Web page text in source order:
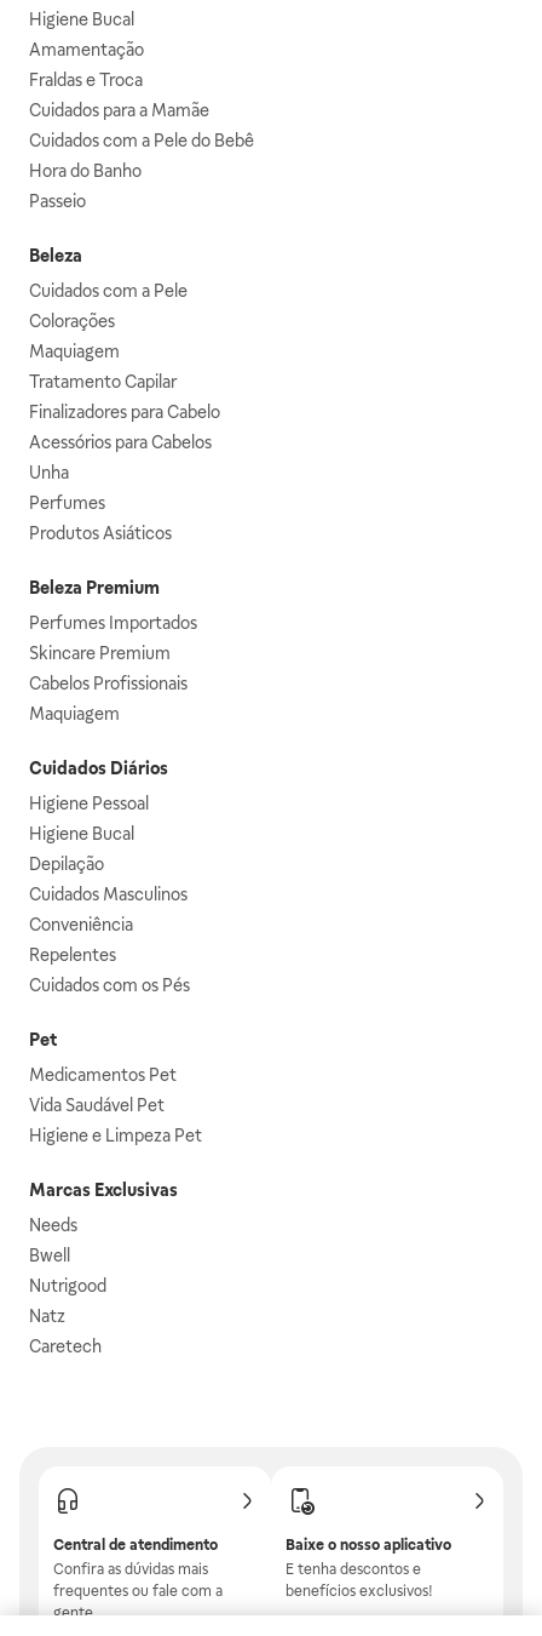
Higiene Bucal
Amamentação
Fraldas e Troca
Cuidados para a Mamãe
Cuidados com a Pele do Bebê
Hora do Banho
Passeio
Beleza
Cuidados com a Pele
Colorações
Maquiagem
Tratamento Capilar
Finalizadores para Cabelo
Acessórios para Cabelos
Unha
Perfumes
Produtos Asiáticos
Beleza Premium
Perfumes Importados
Skincare Premium
Cabelos Profissionais
Maquiagem
Cuidados Diários
Higiene Pessoal
Higiene Bucal
Depilação
Cuidados Masculinos
Conveniência
Repelentes
Cuidados com os Pés
Pet
Medicamentos Pet
Vida Saudável Pet
Higiene e Limpeza Pet
Marcas Exclusivas
Needs
Bwell
Nutrigood
Natz
Caretech
Central de atendimento
Confira as dúvidas mais
frequentes ou fale com a
gente.
Baixe o nosso aplicativo
E tenha descontos e
benefícios exclusivos!